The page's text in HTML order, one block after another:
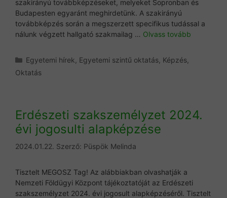
szakirányú továbbképzéseket, melyeket Sopronban és
Budapesten egyaránt meghirdetünk. A szakirányú
továbbképzés során a megszerzett specifikus tudással a
nálunk végzett hallgató szakmailag … Olvass tovább
Kategória
Egyetemi hírek Egyetemi szintű oktatás Képzés
Oktatás
Erdészeti szakszemélyzet 2024.
évi jogosulti alapképzése
2024.01.22. Szerző: Püspök Melinda
Tisztelt MEGOSZ Tag! Az alábbiakban olvashatják a
Nemzeti Földügyi Központ tájékoztatóját az Erdészeti
szakszemélyzet 2024. évi jogosult alapképzéséről. Tisztelt